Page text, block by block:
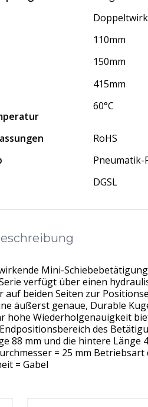
110mm
150mm
415mm
60°C
RoHS
DGSL
Mini-
verfügt über einen
auf beiden Seiten zur
äußerst genaue, Durable
hohe Wiederholgenauigkeit
des
88 mm und die hintere Länge
= 25 mm Betriebsart
= Gabel